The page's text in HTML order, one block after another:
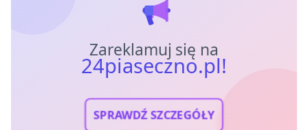
Zareklamuj się na
24piaseczno.pl!
SPRAWDŹ SZCZEGÓŁY